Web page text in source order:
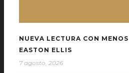
NUEVA LECTURA CON
EASTON ELLIS
7 agosto, 2026